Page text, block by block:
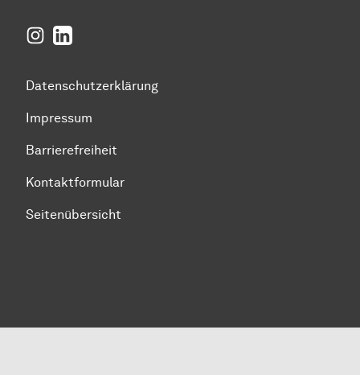
Instagram
LinkedIn
Datenschutzerklärung
Impressum
Barrierefreiheit
Kontaktformular
Seitenübersicht